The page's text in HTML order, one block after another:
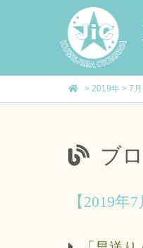
> 2019年 > 7月
ブ
【2019年